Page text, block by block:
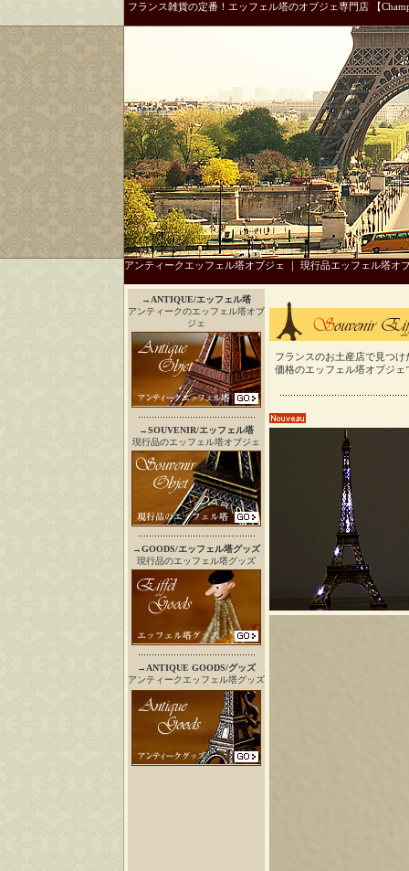
フランス雑貨の定番！エッフェル塔のオブジェ専門店 【
アンティークエッフェル塔オブジェ ｜ 現行品エッフェル塔オ
→ ANTIQUE/エッフェル塔
アンティークのエッフェル塔オブ
ジェ
→SOUVENIR/エッフェル塔
現行品のエッフェル塔オブジェ
→GOODS/エッフェル塔グッズ
現行品のエッフェル塔グッズ
→ ANTIQUE GOODS/グッズ
アンティークエッフェル塔グッズ
フランスのお土産店で見つ
価格のエッフェル塔オブジ